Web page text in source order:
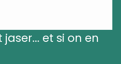
et si on en